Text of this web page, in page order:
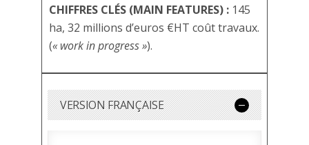
CHIFFRES CLÉS (MAIN FEATURES) : 145
ha, 32 millions d’euros €HT coût travaux.
(« work in progress »).
VERSION FRANÇAISE